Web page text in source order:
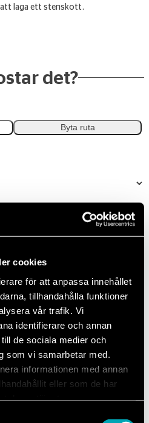
cookies
för att anpassa innehållet
tillhandahålla funktioner
vår trafik. Vi
identifierare och annan
de sociala medier och
som vi samarbetar med.
informationen med annan
eller som de har
att laga ett stenskott.
det?
Byta ruta
uppskattade kostnad.
Boka
svar